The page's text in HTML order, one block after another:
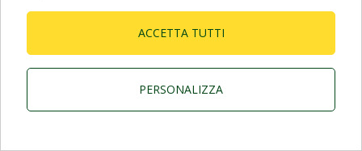
ACCETTA TUTTI
PERSONALIZZA